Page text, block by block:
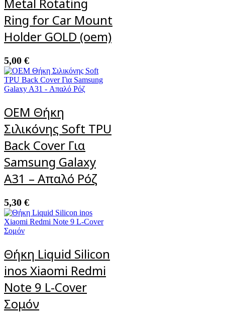
Metal Rotating
Ring for Car Mount
Holder GOLD (oem)
5,00 €
OEM Θήκη
Σιλικόνης Soft TPU
Back Cover Για
Samsung Galaxy
A31 – Απαλό Ρόζ
5,30 €
Θήκη Liquid Silicon
inos Xiaomi Redmi
Note 9 L-Cover
Σομόν